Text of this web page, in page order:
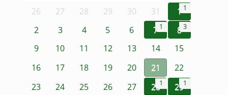
26 27 28 29 30 31 1 1
2 3 4 5 6 7 1 83
9 10 11 12 13 14
15
16
17 18 19 20 21
22
23
24 25 26 27 281 291